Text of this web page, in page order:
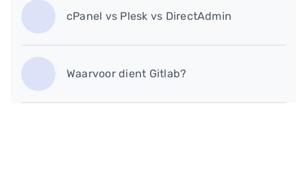
cPanel vs Plesk vs DirectAdmin
Waarvoor dient Gitlab?